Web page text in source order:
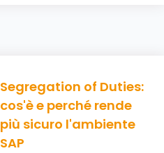
Segregation of Duties:
cos'è e perché rende
più sicuro l'ambiente
SAP